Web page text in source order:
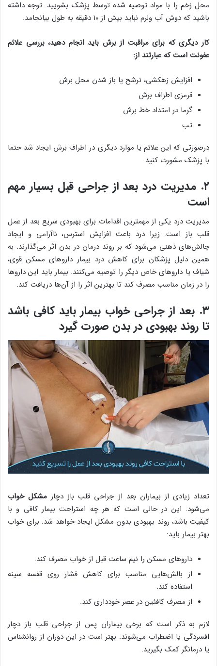
محل زخم را با مواد توصیه شده توسط پزشک بشویید. توجه داشته
باشید که دوش آب ولرم نباید بیش از ۱۰ دقیقه به طول بیانجامد.
کار دیگری که برای مراقبت از برش باید انجام دهید، بررسی علائم
عفونت است که عبارتند از:
افزایش زهکشی، ترشح یا باز شدن محل برش
قرمزی اطراف برش
گرما در امتداد خط برش
تب
درصورتی که این علائم یا موارد دیگری در اطراف برش ایجاد شد حتما
با پزشک مشورت کنید.
۲. مدیریت درد بعد از جراحی قبل بسیار مهم
است
مدیریت درد یکی از مهمترین اقدامات برای بهبودی سریع بعد از عمل
قلب باز است. زیرا درد باعث افزایش استرس، ناآرامی و ایجاد
چالش‌های ذهنی می‌شود که بر روند درمان در بدن اثر می‌گذارند. به
همین دلیل پزشکان برای کاهش درد بیمار داروهای مسکن قوی،
شیاف یا داروهای خاص دیگر را توصیه می‌کنند. بیمار باید این داروها
را در زمان مناسب مصرف کند تا بهترین اثر را از آن‌ها دریافت کند.
۳. بعد از جراحی خواب بیمار باید کافی باشد
تا روند بهبودی در بدن صورت گیرد
تعداد زیادی از بیماران بعد از جراحی قلب باز دچار مشکل خواب
می‌شود. این در حالی است که هر چه استراحت بیمار کافی و با
کیفیت باشد، روند بهبودی بدون مشکل ایجاد خواهد شد. برای خواب
بهتر بیمار باید:
داروهای مسکن را نیم ساعت قبل از خواب مصرف کند.
از بالش‌هایی مناسب برای کاهش فشار روی قفسه سینه
استفاده کند.
از مصرف کافئین در عصر خودداری کند.
لازم به ذکر است که برخی بیماران پس از جراحی قلب باز دچار
افسردگی یا اضطراب می‌شوند. بهتر است در این دوران از روانشناس
یا درمانگر کمک بگیرید.